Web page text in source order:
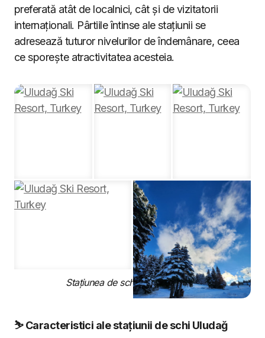
preferată atât de localnici, cât și de vizitatorii
internaționali. Pârtiile întinse ale stațiunii se
adresează tuturor nivelurilor de îndemânare, ceea
ce sporește atractivitatea acesteia.
Stațiunea de schi Uludağ, Turcia
⛷️ Caracteristici ale stațiunii de schi Uludağ